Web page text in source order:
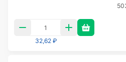
32,62 ₽